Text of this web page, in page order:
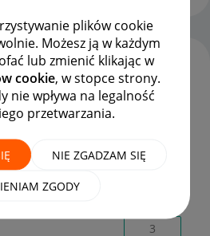
plików cookie
Możesz ją w każdym
lub zmienić klikając w
cookie, w stopce strony.
nie wpływa na legalność
przetwarzania.
NIE ZGADZAM SIĘ
ZGODY
3